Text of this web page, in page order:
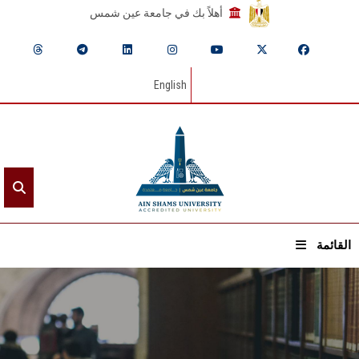
أهلاً بك في جامعة عين شمس
English
القائمة
الرئيسيـة
عن الجامعة